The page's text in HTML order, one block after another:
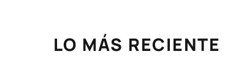
LO MÁS RECIENTE